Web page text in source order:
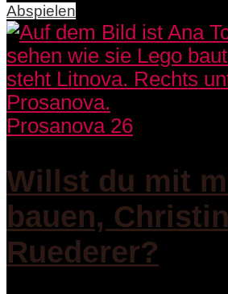
Abspielen
Prosanova 26
Willst du mit
bauen,
Ruederer?